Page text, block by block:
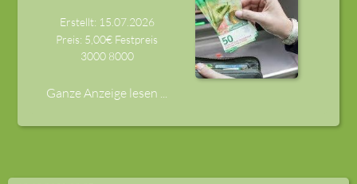
Erstellt: 15.07.2026
Preis: 5,00€ Festpreis
3000 8000
Ganze Anzeige lesen ...